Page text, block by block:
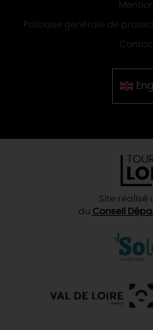
Politique générale de
Site réalisé
du Conseil